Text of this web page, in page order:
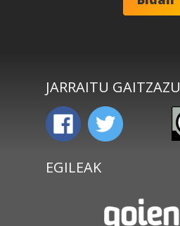
JARRAITU GAITZAZU
EGILEAK